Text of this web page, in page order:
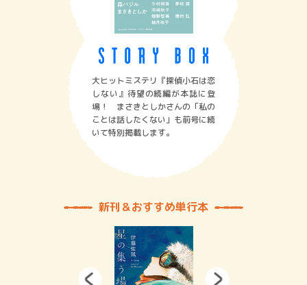
大ヒットミステリ『探偵小石は恋
しない』待望の続編が本誌に登
場！ まさきとしかさんの「私の
ことは話したくない」も前号に続
いて特別掲載します。
新刊＆おすすめ単行本